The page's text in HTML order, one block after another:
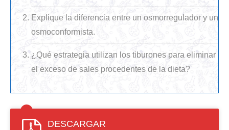
Explique la diferencia entre un osmorregulador y un
osmoconformista.
¿Qué estrategia utilizan los tiburones para eliminar
el exceso de sales procedentes de la dieta?
DESCARGAR